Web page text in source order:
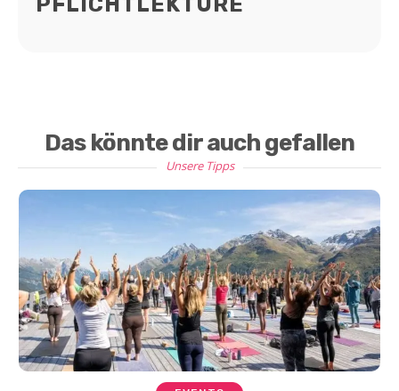
Das könnte dir auch gefallen
Unsere Tipps